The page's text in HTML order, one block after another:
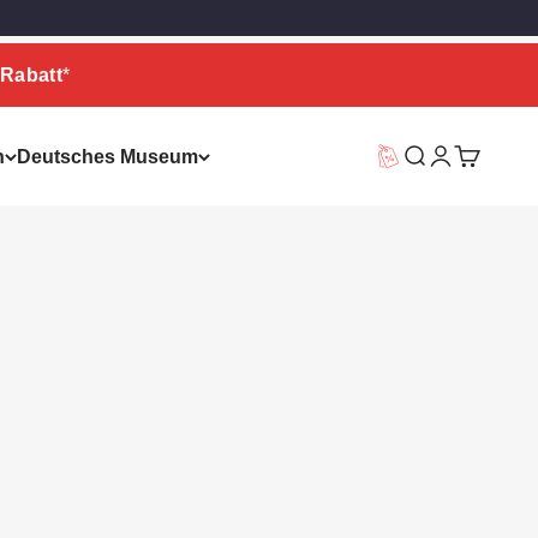
*
Deutsches Museum Vorteilswelt
Suche